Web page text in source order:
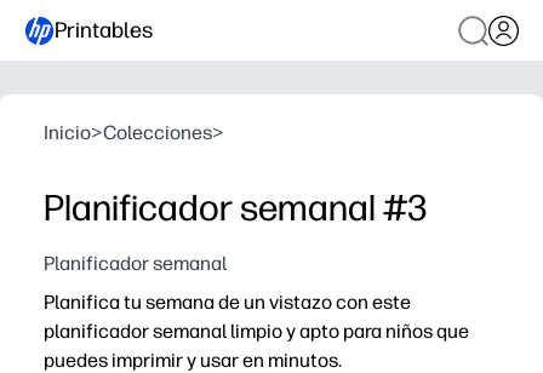
Printables
Inicio>Colecciones>
Planificador semanal #3
Planificador semanal
Planifica tu semana de un vistazo con este
planificador semanal limpio y apto para niños que
puedes imprimir y usar en minutos.